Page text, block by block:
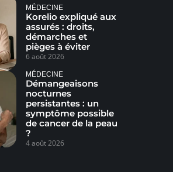
MÉDECINE
Korelio expliqué aux
assurés : droits,
démarches et
pièges à éviter
6 août 2026
MÉDECINE
Démangeaisons
nocturnes
persistantes : un
symptôme possible
de cancer de la peau
?
4 août 2026